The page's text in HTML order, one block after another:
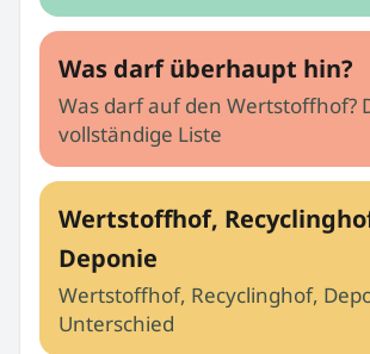
Was darf überhaupt hin?
Was darf auf den Wertstoffhof?
vollständige Liste
Wertstoffhof,
Deponie
Wertstoffhof, Recyclinghof,
Unterschied